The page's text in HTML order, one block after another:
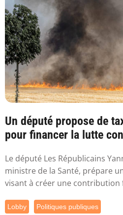
Un député propose de
pour financer la lutte
Le député Les Républicains
ministre de la Santé, prépare
visant à créer une contribution
Lobby Politiques publiques